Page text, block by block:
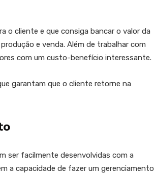
o cliente e que consiga bancar o valor da
e venda. Além de trabalhar com
com um custo-benefício interessante.
garantam que o cliente retorne na
ser facilmente desenvolvidas com a
a capacidade de fazer um gerenciamento